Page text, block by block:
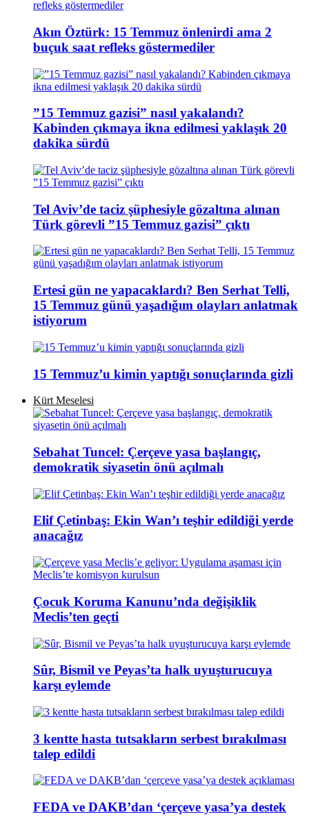
Akın Öztürk: 15 Temmuz önlenirdi ama 2
buçuk saat refleks göstermediler
”15 Temmuz gazisi” nasıl yakalandı?
Kabinden çıkmaya ikna edilmesi yaklaşık 20
dakika sürdü
Tel Aviv’de taciz şüphesiyle gözaltına alınan
Türk görevli ”15 Temmuz gazisi” çıktı
Ertesi gün ne yapacaklardı? Ben Serhat Telli,
15 Temmuz günü yaşadığım olayları anlatmak
istiyorum
15 Temmuz’u kimin yaptığı sonuçlarında gizli
Kürt Meselesi
Sebahat Tuncel: Çerçeve yasa başlangıç,
demokratik siyasetin önü açılmalı
Elif Çetinbaş: Ekin Wan’ı teşhir edildiği yerde
anacağız
Çocuk Koruma Kanunu’nda değişiklik
Meclis’ten geçti
Sûr, Bismil ve Peyas’ta halk uyuşturucuya
karşı eylemde
3 kentte hasta tutsakların serbest bırakılması
talep edildi
FEDA ve DAKB’dan ‘çerçeve yasa’ya destek